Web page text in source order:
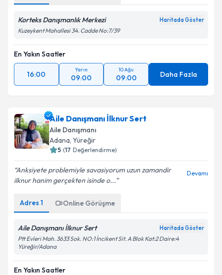
Korteks Danışmanlık Merkezi Haritada Göster
Kuzeykent Mahallesi 34. Cadde No:7/39
En Yakın Saatler
16:00
Yarın
09:00
10 Ağu
09:00 Daha Fazla
Aile Danışmanı İlknur Sert
Aile Danışmanı
Adana, Yüreğir
5 (17 Değerlendirme)
Anksiyete problemiyle savasiyorum uzun zamandir
ilknur hanim gerçekten isinde o...
Devamı
Adres 1 Online Görüşme
Aile Danışmanı İlknur Sert Haritada Göster
Ptt Evleri Mah. 3633 Sok. NO:1 İncikent Sit. A Blok Kat:2 Daire:4
Yüreğir/Adana
En Yakın Saatler